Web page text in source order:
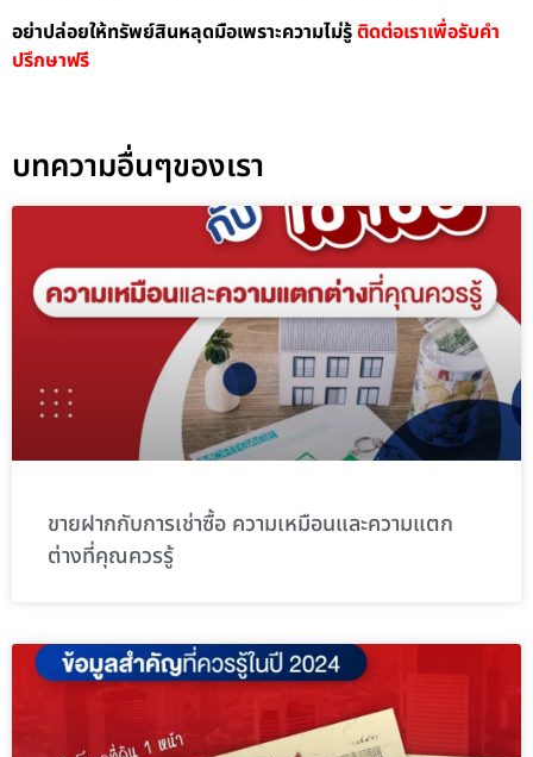
อย่าปล่อยให้ทรัพย์สินหลุดมือเพราะความไม่รู้ติดต่อเราเพื่อรับคำ
ปรึกษาฟรี
บทความอื่นๆของเรา
ขายฝากกับการเช่าซื้อ ความเหมือนและความแตก
ต่างที่คุณควรรู้